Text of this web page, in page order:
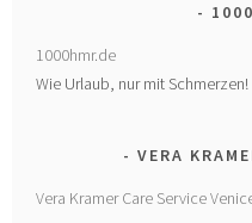
1000hmr.de
Wie Urlaub, nur mit Schmerzen!
VERA
Vera Kramer Care Service